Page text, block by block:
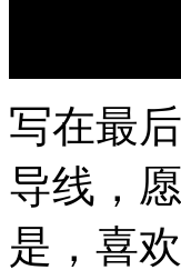
写在最
导线，
是，喜